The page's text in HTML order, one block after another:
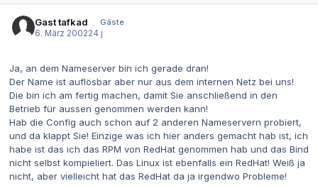
Gast tafkad
Gäste
6. März 200224 j
Ja, an dem Nameserver bin ich gerade dran!
Der Name ist auflösbar aber nur aus dem internen Netz bei uns!
Die bin ich am fertig machen, damit Sie anschließend in den
Betrieb für aussen genommen werden kann!
Hab die Config auch schon auf 2 anderen Nameservern probiert,
und da klappt Sie! Einzige was ich hier anders gemacht hab ist, ich
habe ist das ich das RPM von RedHat genommen hab und das Bind
nicht selbst kompieliert. Das Linux ist ebenfalls ein RedHat! Weiß ja
nicht, aber vielleicht hat das RedHat da ja irgendwo Probleme!